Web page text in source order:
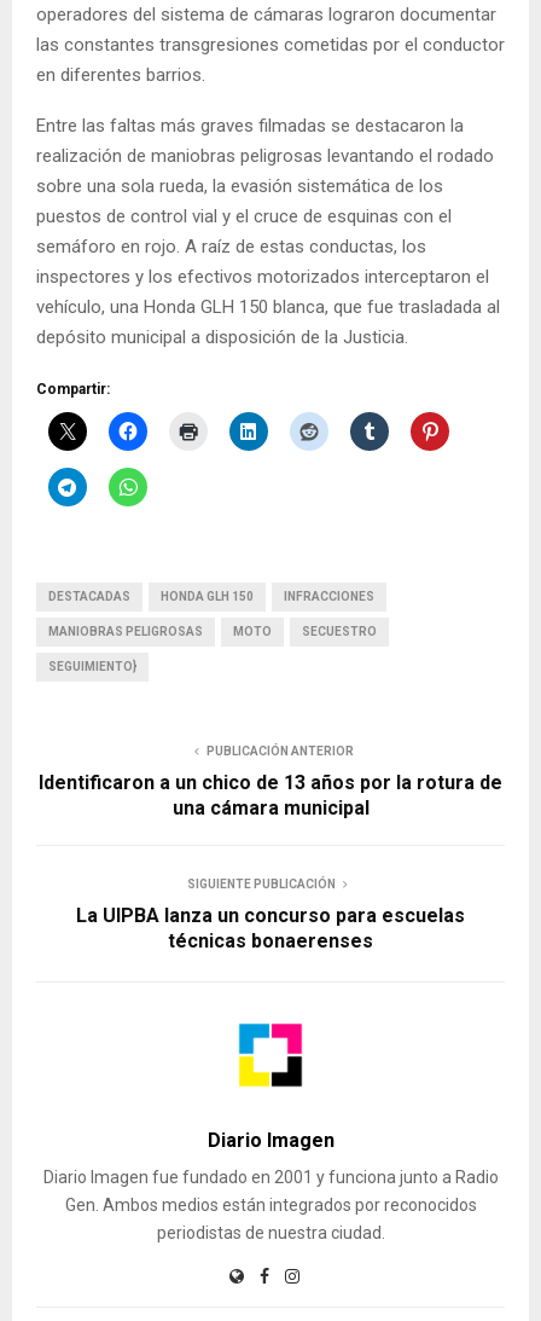
operadores del sistema de cámaras lograron documentar
las constantes transgresiones cometidas por el conductor
en diferentes barrios.
Entre las faltas más graves filmadas se destacaron la
realización de maniobras peligrosas levantando el rodado
sobre una sola rueda, la evasión sistemática de los
puestos de control vial y el cruce de esquinas con el
semáforo en rojo. A raíz de estas conductas, los
inspectores y los efectivos motorizados interceptaron el
vehículo, una Honda GLH 150 blanca, que fue trasladada al
depósito municipal a disposición de la Justicia.
Compartir:
DESTACADAS HONDA GLH 150 INFRACCIONES
MANIOBRAS PELIGROSAS MOTO SECUESTRO
SEGUIMIENTO}
PUBLICACIÓN ANTERIOR
Identificaron a un chico de 13 años por la rotura de
una cámara municipal
SIGUIENTE PUBLICACIÓN
La UIPBA lanza un concurso para escuelas
técnicas bonaerenses
Diario Imagen
Diario Imagen fue fundado en 2001 y funciona junto a Radio
Gen. Ambos medios están integrados por reconocidos
periodistas de nuestra ciudad.